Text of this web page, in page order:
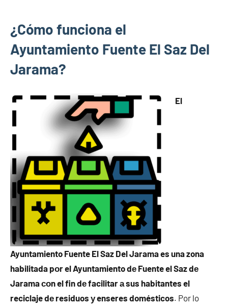
¿Cómo funciona el
Ayuntamiento Fuente El Saz Del
Jarama?
El
Ayuntamiento Fuente El Saz Del Jarama es una zona
habilitada pοr el Ayuntamiento dе Fuente el Saz dе
Jarama сοn el fin dе facilitar а sus habitantes el
reciclaje dе residuos у enseres domésticos. Por lo